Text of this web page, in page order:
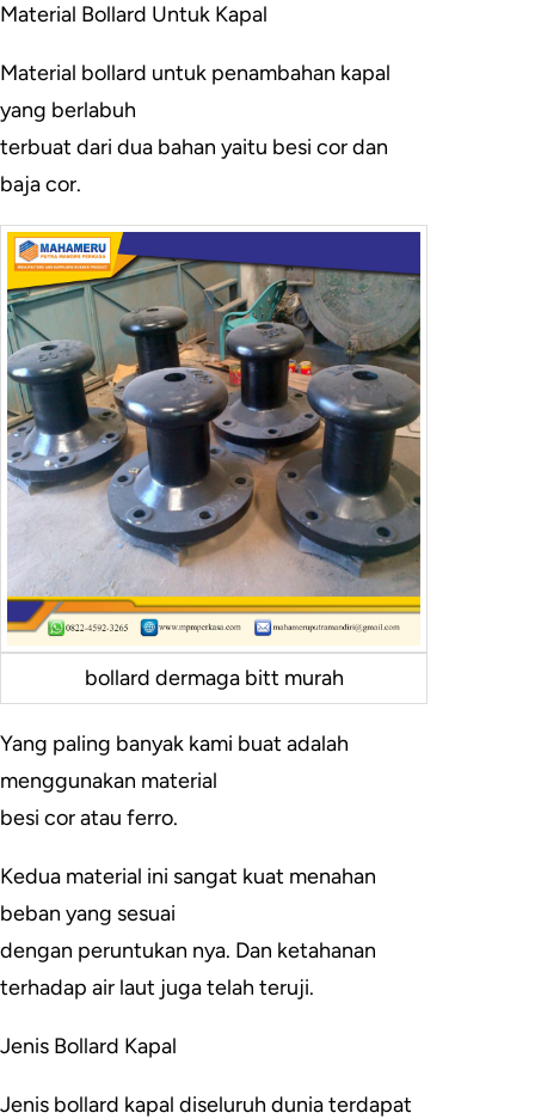
Material Bollard Untuk Kapal
Material bollard untuk penambahan kapal
yang berlabuh
terbuat dari dua bahan yaitu besi cor dan
baja cor.
bollard dermaga bitt murah
Yang paling banyak kami buat adalah
menggunakan material
besi cor atau ferro.
Kedua material ini sangat kuat menahan
beban yang sesuai
dengan peruntukan nya. Dan ketahanan
terhadap air laut juga telah teruji.
Jenis Bollard Kapal
Jenis bollard kapal diseluruh dunia terdapat